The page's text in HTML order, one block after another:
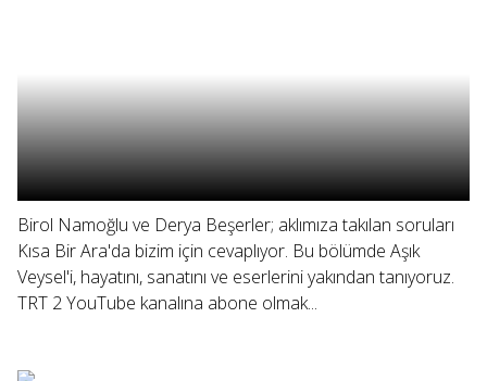
Birol Namoğlu ve Derya Beşerler; aklımıza takılan soruları
Kısa Bir Ara'da bizim için cevaplıyor. Bu bölümde Aşık
Veysel'i, hayatını, sanatını ve eserlerini yakından tanıyoruz.
TRT 2 YouTube kanalına abone olmak...